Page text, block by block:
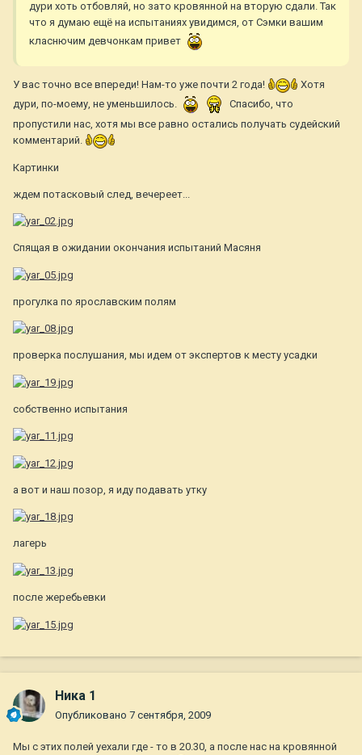
дури хоть отбовляй, но зато кровянной на вторую сдали. Так
что я думаю ещё на испытаниях увидимся, от Сэмки вашим
класнючим девчонкам привет
У вас точно все впереди! Нам-то уже почти 2 года!
Хотя
дури, по-моему, не уменьшилось.
Спасибо, что
пропустили нас, хотя мы все равно остались получать судейский
комментарий.
Картинки
ждем потасковый след, вечереет...
Спящая в ожидании окончания испытаний Масяня
прогулка по ярославским полям
проверка послушания, мы идем от экспертов к месту усадки
собственно испытания
а вот и наш позор, я иду подавать утку
лагерь
после жеребьевки
Ника 1
Опубликовано 7 сентября, 2009
Мы с этих полей уехали где - то в 20.30, а после нас на кровянной